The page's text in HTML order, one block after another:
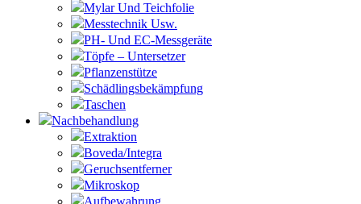
Mylar Und Teichfolie
Messtechnik Usw.
PH- Und EC-Messgeräte
Töpfe – Untersetzer
Pflanzenstütze
Schädlingsbekämpfung
Taschen
Nachbehandlung
Extraktion
Boveda/Integra
Geruchsentferner
Mikroskop
Aufbewahrung